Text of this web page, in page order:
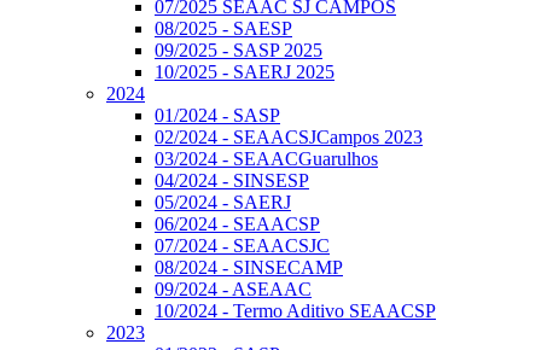
07/2025 SEAAC SJ CAMPOS
08/2025 - SAESP
09/2025 - SASP 2025
10/2025 - SAERJ 2025
2024
01/2024 - SASP
02/2024 - SEAACSJCampos 2023
03/2024 - SEAACGuarulhos
04/2024 - SINSESP
05/2024 - SAERJ
06/2024 - SEAACSP
07/2024 - SEAACSJC
08/2024 - SINSECAMP
09/2024 - ASEAAC
10/2024 - Termo Aditivo SEAACSP
2023